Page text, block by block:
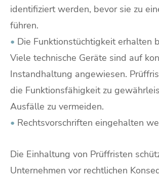
identifiziert werden, bevor sie zu
führen.
• Die Funktionstüchtigkeit erhalten
Viele technische Geräte sind auf
Instandhaltung angewiesen.
die Funktionsfähigkeit zu
Ausfälle zu vermeiden.
• Rechtsvorschriften eingehalten
Die Einhaltung von Prüffristen
Unternehmen vor rechtlichen